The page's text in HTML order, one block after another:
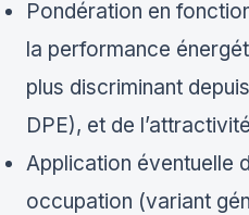
Pondération en
la performance
plus discriminant
DPE), et de
Application éventuelle
occupation (variant